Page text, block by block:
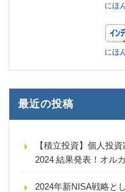
にほ
にほ
最近の投稿
【積立投資】個人投
2024 結果発表！オル
2024年新NISA戦略と